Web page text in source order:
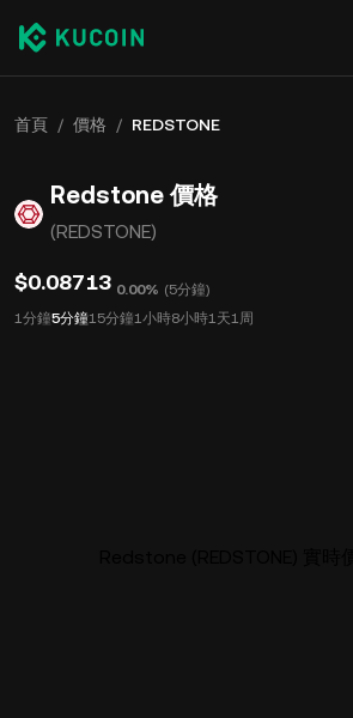
首頁 / 價格 / REDSTONE
Redstone 價格
(REDSTONE)
$0.08713 0.00% (5分鐘)
1分鐘5分鐘15分鐘1小時8小時1天1周